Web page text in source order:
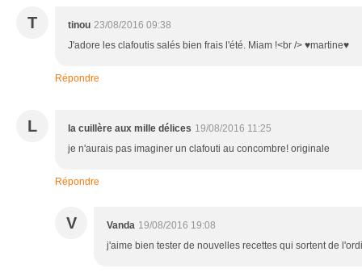
T tinou 23/08/2016 09:38
J'adore les clafoutis salés bien frais l'été. Miam !<br /> ♥martine♥
Répondre
L la cuillère aux mille délices 19/08/2016 11:25
je n'aurais pas imaginer un clafouti au concombre! originale
Répondre
V Vanda 19/08/2016 19:08
j'aime bien tester de nouvelles recettes qui sortent de